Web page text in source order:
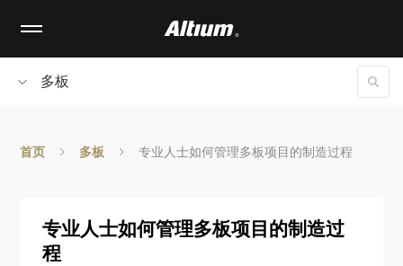
content多板
首页 多板 专业人士如何管理多板项目的制造过程
专业人士如何管理多板项目的制造过
程